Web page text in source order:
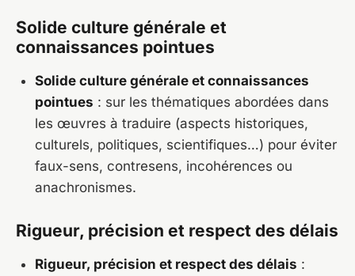
Solide culture générale et
connaissances pointues
Solide culture générale et connaissances
pointues : sur les thématiques abordées dans
les œuvres à traduire (aspects historiques,
culturels, politiques, scientifiques…) pour éviter
faux-sens, contresens, incohérences ou
anachronismes.
Rigueur, précision et respect des délais
Rigueur, précision et respect des délais :